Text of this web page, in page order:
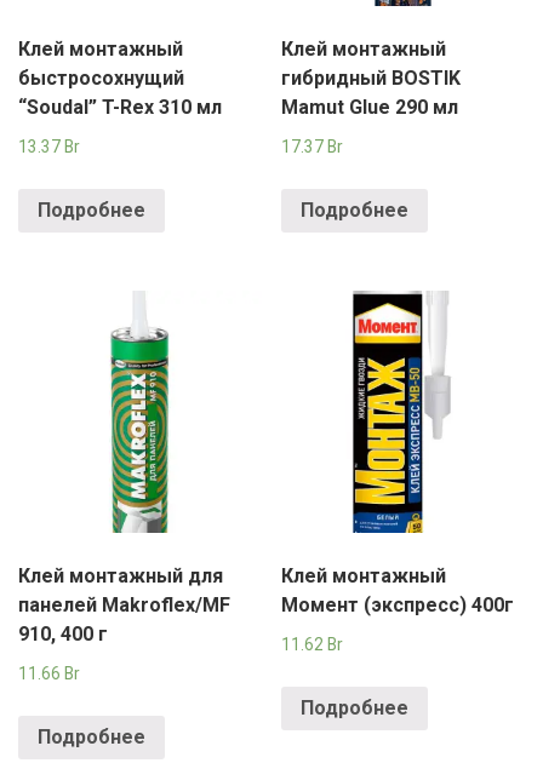
Клей монтажный
быстросохнущий
“Soudal” T-Rex 310 мл
13.37 Br
Подробнее
Клей монтажный
гибридный BOSTIK
Mamut Glue 290 мл
17.37 Br
Подробнее
Клей монтажный для
панелей Makroflex/MF
910, 400 г
11.66 Br
Подробнее
Клей монтажный
Момент (экспресс) 400г
11.62 Br
Подробнее